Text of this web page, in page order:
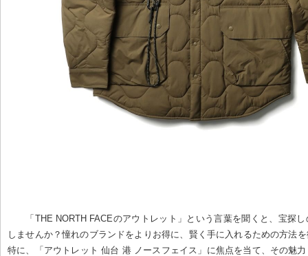
「THE NORTH FACEのアウトレット」という言葉を聞くと、宝探
しませんか？憧れのブランドをよりお得に、賢く手に入れるための方法
特に、「アウトレット 仙台 港 ノースフェイス」に焦点を当て、その魅